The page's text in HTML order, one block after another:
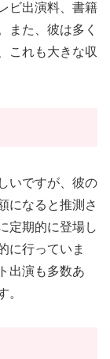
ビ出演料、書籍
また、彼は多く
これも大きな収
いですが、彼の
になると推測さ
定期的に登場し
に行っていま
出演も多数あ
。